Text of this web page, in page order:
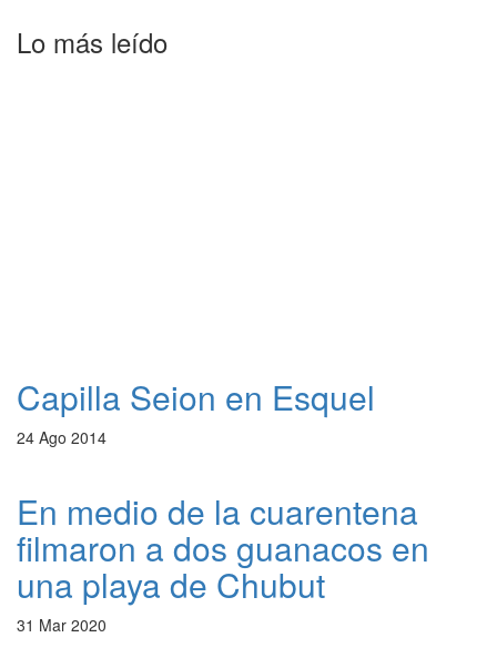
Lo más leído
Capilla Seion en Esquel
24 Ago 2014
En medio de la cuarentena
filmaron a dos guanacos en
una playa de Chubut
31 Mar 2020